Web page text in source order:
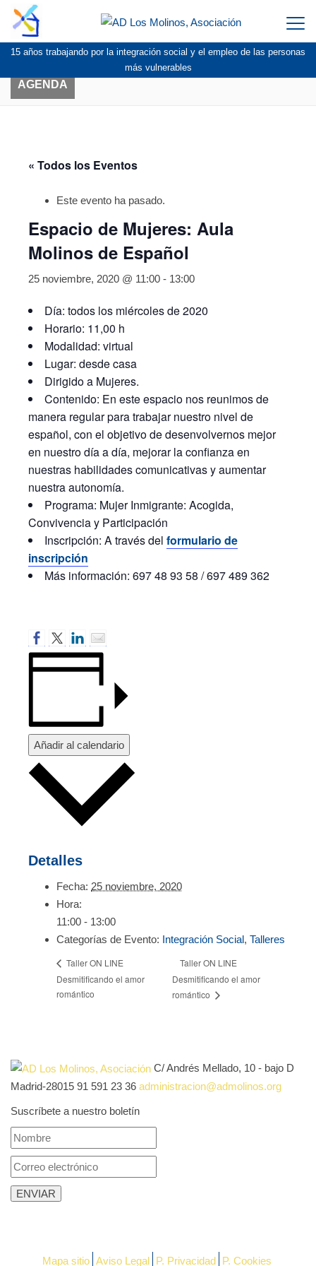
15 años trabajando por la integración social y el empleo de las personas
más vulnerables
AGENDA
« Todos los Eventos
Este evento ha pasado.
Espacio de Mujeres: Aula
Molinos de Español
25 noviembre, 2020 @ 11:00 - 13:00
Día: todos los miércoles de 2020
Horario: 11,00 h
Modalidad: virtual
Lugar: desde casa
Dirigido a Mujeres.
Contenido: En este espacio nos reunimos de
manera regular para trabajar nuestro nivel de
español, con el objetivo de desenvolvernos mejor
en nuestro día a día, mejorar la confianza en
nuestras habilidades comunicativas y aumentar
nuestra autonomía.
Programa: Mujer Inmigrante: Acogida,
Convivencia y Participación
Inscripción: A través del formulario de
inscripción
Más información: 697 48 93 58 / 697 489 362
Añadir al calendario
Detalles
Fecha: 25 noviembre, 2020
Hora:
11:00 - 13:00
Categorías de Evento: Integración Social, Talleres
Taller ON LINE
Desmitificando el amor
romántico
Taller ON LINE
Desmitificando el amor
romántico
C/ Andrés Mellado, 10 - bajo D
Madrid-28015 91 591 23 36 administracion@admolinos.org
Suscríbete a nuestro boletín
Mapa sitio Aviso Legal P. Privacidad P. Cookies